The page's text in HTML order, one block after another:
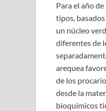
Para el año
tipos,
un núcleo
diferentes de
arequea
de los
desde la
bioquímicos